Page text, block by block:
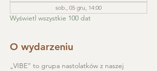
sob., 05 gru, 14:00
Wyświetl wszystkie 100 dat
O wydarzeniu
„VIBE” to grupa nastolatków z naszej